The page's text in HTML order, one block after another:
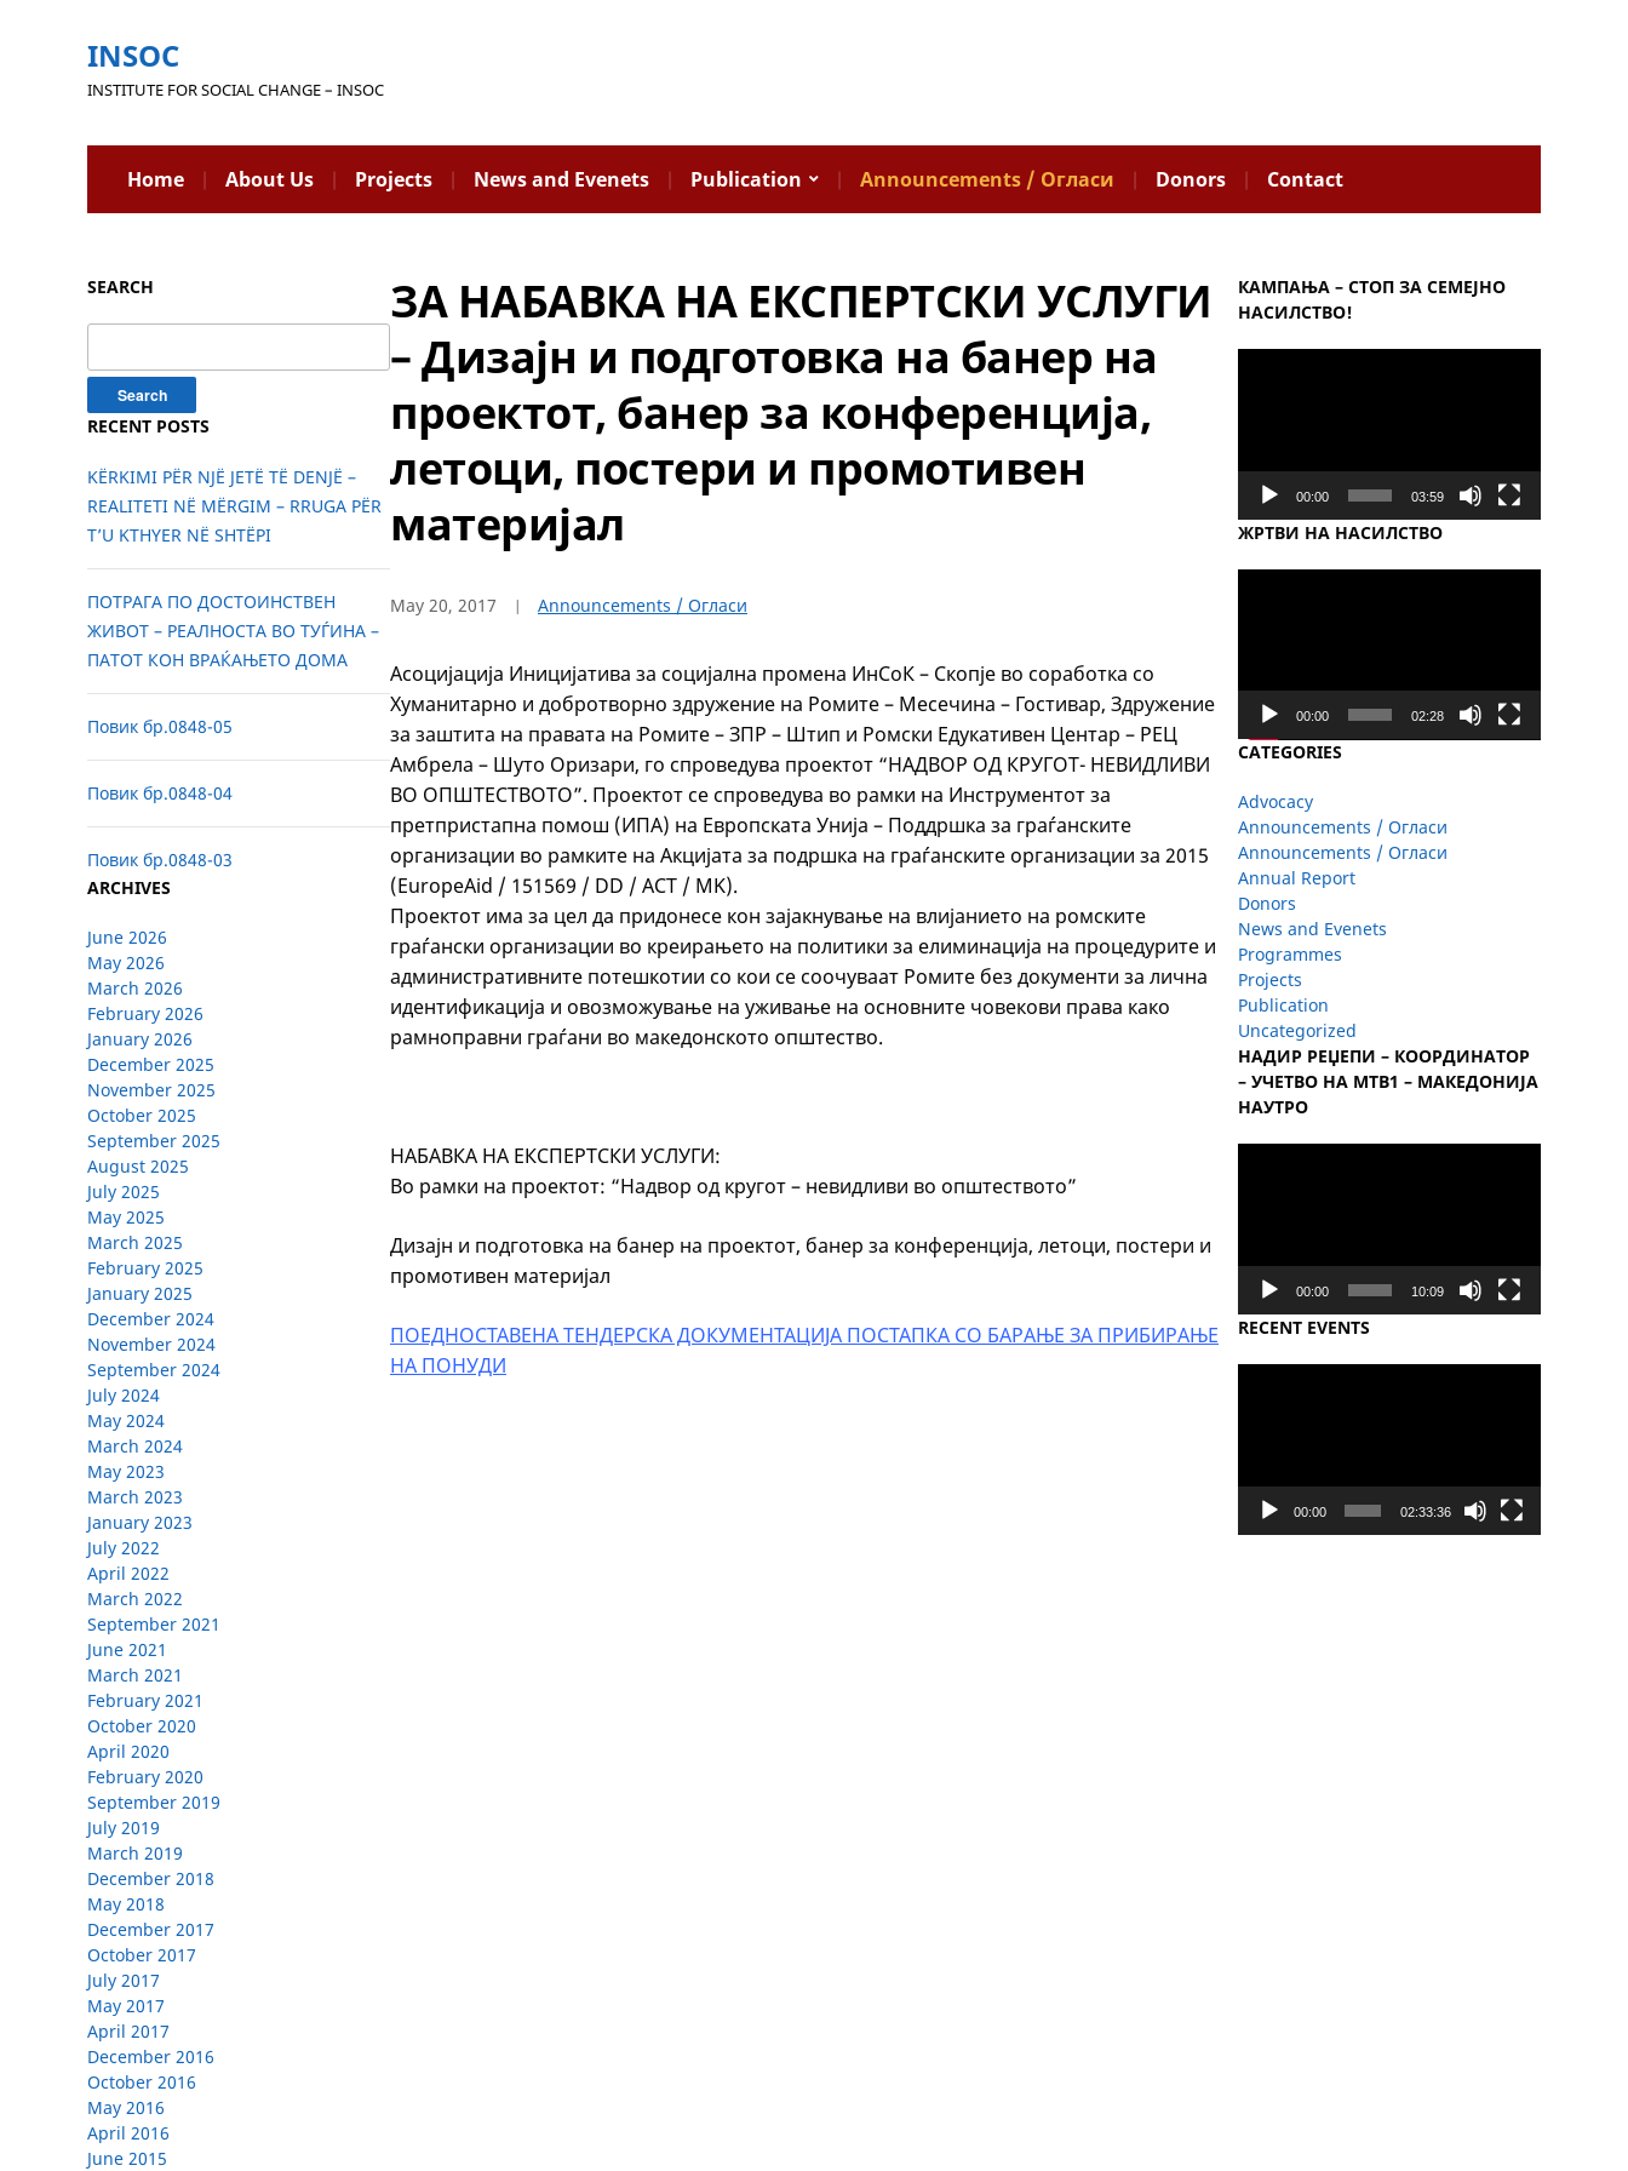
INSOC
INSTITUTE FOR SOCIAL CHANGE – INSOC
Home About Us Projects News and Evenets Publication Announcements / Огласи Donors Contact
SEARCH
RECENT POSTS
KËRKIMI PËR NJË JETË TË DENJË –
REALITETI NË MËRGIM – RRUGA PËR
T’U KTHYER NË SHTËPI
ПОТРАГА ПО ДОСТОИНСТВЕН
ЖИВОТ – РЕАЛНОСТА ВО ТУЃИНА –
ПАТОТ КОН ВРАЌАЊЕТО ДОМА
Повик бр.0848-05
Повик бр.0848-04
Повик бр.0848-03
ARCHIVES
June 2026
May 2026
March 2026
February 2026
January 2026
December 2025
November 2025
October 2025
September 2025
August 2025
July 2025
May 2025
March 2025
February 2025
January 2025
December 2024
November 2024
September 2024
July 2024
May 2024
March 2024
May 2023
March 2023
January 2023
July 2022
April 2022
March 2022
September 2021
June 2021
March 2021
February 2021
October 2020
April 2020
February 2020
September 2019
July 2019
March 2019
December 2018
May 2018
December 2017
October 2017
July 2017
May 2017
April 2017
December 2016
October 2016
May 2016
April 2016
June 2015
ЗА НАБАВКА НА ЕКСПЕРТСКИ УСЛУГИ
– Дизајн и подготовка на банер на
проектот, банер за конференција,
летоци, постери и промотивен
материјал
May 20, 2017 Announcements / Огласи
Асоцијација Иницијатива за социјална промена ИнСоК – Скопје во соработка со
Хуманитарно и добротворно здружение на Ромите – Месечина – Гостивар, Здружение
за заштита на правата на Ромите – ЗПР – Штип и Ромски Едукативен Центар – РЕЦ
Амбрела – Шуто Оризари, го спроведува проектот “НАДВОР ОД КРУГОТ- НЕВИДЛИВИ
ВО ОПШТЕСТВОТО”. Проектот се спроведува во рамки на Инструментот за
претпристапна помош (ИПА) на Европската Унија – Поддршка за граѓанските
организации во рамките на Акцијата за подршка на граѓанските организации за 2015
(EuropeAid / 151569 / DD / ACT / MK).
Проектот има за цел да придонесе кон зајакнување на влијанието на ромските
граѓански организации во креирањето на политики за елиминација на процедурите и
административните потешкотии со кои се соочуваат Ромите без документи за лична
идентификација и овозможување на уживање на основните човекови права како
рамноправни граѓани во македонското општество.
НАБАВКА НА ЕКСПЕРТСКИ УСЛУГИ:
Во рамки на проектот: “Надвор од кругот – невидливи во општеството”
Дизајн и подготовка на банер на проектот, банер за конференција, летоци, постери и
промотивен материјал
ПОЕДНОСТАВЕНА ТЕНДЕРСКА ДОКУМЕНТАЦИЈА ПОСТАПКА СО БАРАЊЕ ЗА ПРИБИРАЊЕ
НА ПОНУДИ
КАМПАЊА – СТОП ЗА СЕМЕЈНО
НАСИЛСТВО!
00:00 03:59
ЖРТВИ НА НАСИЛСТВО
00:00 02:28
CATEGORIES
Advocacy
Announcements / Огласи
Announcements / Огласи
Annual Report
Donors
News and Evenets
Programmes
Projects
Publication
Uncategorized
НАДИР РЕЏЕПИ – КООРДИНАТОР
– УЧЕТВО НА МТВ1 – МАКЕДОНИЈА
НАУТРО
00:00 10:09
RECENT EVENTS
00:00 02:33:36